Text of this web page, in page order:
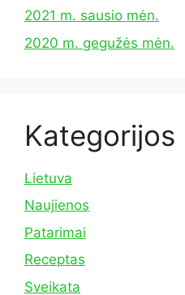
2021 m. sausio mėn.
2020 m. gegužės mėn.
Kategorijos
Lietuva
Naujienos
Patarimai
Receptas
Sveikata